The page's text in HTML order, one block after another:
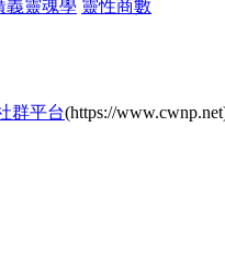
義靈魂學 靈性商數
群平台(https://